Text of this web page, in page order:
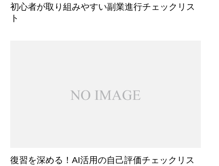
初心者が取り組みやすい副業進行チェックリス
ト
復習を深める！AI活用の自己評価チェックリス